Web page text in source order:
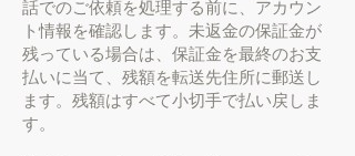
話でのご依頼を処理する前に、アカウン
ト情報を確認します。未返金の保証金が
残っている場合は、保証金を最終のお支
払いに当て、残額を転送先住所に郵送し
ます。残額はすべて小切手で払い戻しま
す。